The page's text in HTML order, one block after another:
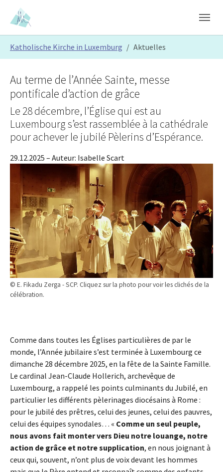
Skip to main content
Skip to page footer
Katholische Kirche in Luxemburg Aktuelles
© E. Fikadu Zerga - SCP. Cliquez sur la photo pour voir les clichés de la
célébration.
Au terme de l’Année Sainte, messe
pontificale d’action de grâce
Le 28 décembre, l’Église qui est au
Luxembourg s’est rassemblée à la cathédrale
pour achever le jubilé Pèlerins d’Espérance.
29.12.2025 – Auteur: Isabelle Scart
Comme dans toutes les Églises particulières de par le
monde, l’Année jubilaire s’est terminée à Luxembourg ce
dimanche 28 décembre 2025, en la fête de la Sainte Famille.
Le cardinal Jean-Claude Hollerich, archevêque de
Luxembourg, a rappelé les points culminants du Jubilé, en
particulier les différents pèlerinages diocésains à Rome :
pour le jubilé des prêtres, celui des jeunes, celui des pauvres,
celui des équipes synodales… « Comme un seul peuple,
nous avons fait monter vers Dieu notre louange, notre
action de grâce et notre supplication, en nous joignant à
ceux qui, souvent, n’ont plus de voix devant les hommes